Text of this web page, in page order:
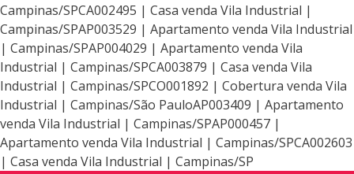
Campinas/SPCA002495 | Casa venda Vila Industrial |
Campinas/SPAP003529 | Apartamento venda Vila Industrial
| Campinas/SPAP004029 | Apartamento venda Vila
Industrial | Campinas/SPCA003879 | Casa venda Vila
Industrial | Campinas/SPCO001892 | Cobertura venda Vila
Industrial | Campinas/São PauloAP003409 | Apartamento
venda Vila Industrial | Campinas/SPAP000457 |
Apartamento venda Vila Industrial | Campinas/SPCA002603
| Casa venda Vila Industrial | Campinas/SP